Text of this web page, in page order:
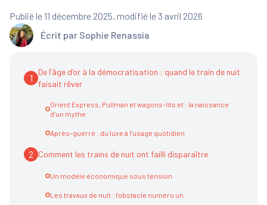
Écrit par Sophie Renassia
Publié le 11 décembre 2025, modifié le 3 avril 2026
1
De l’âge d’or à la démocratisation : quand le train de nuit
faisait rêver
Orient Express, Pullman et wagons-lits et : la naissance
d’un mythe
Après-guerre : du luxe à l’usage quotidien
2 Comment les trains de nuit ont failli disparaître
Un modèle économique sous tension
Les travaux de nuit : l’obstacle numéro un